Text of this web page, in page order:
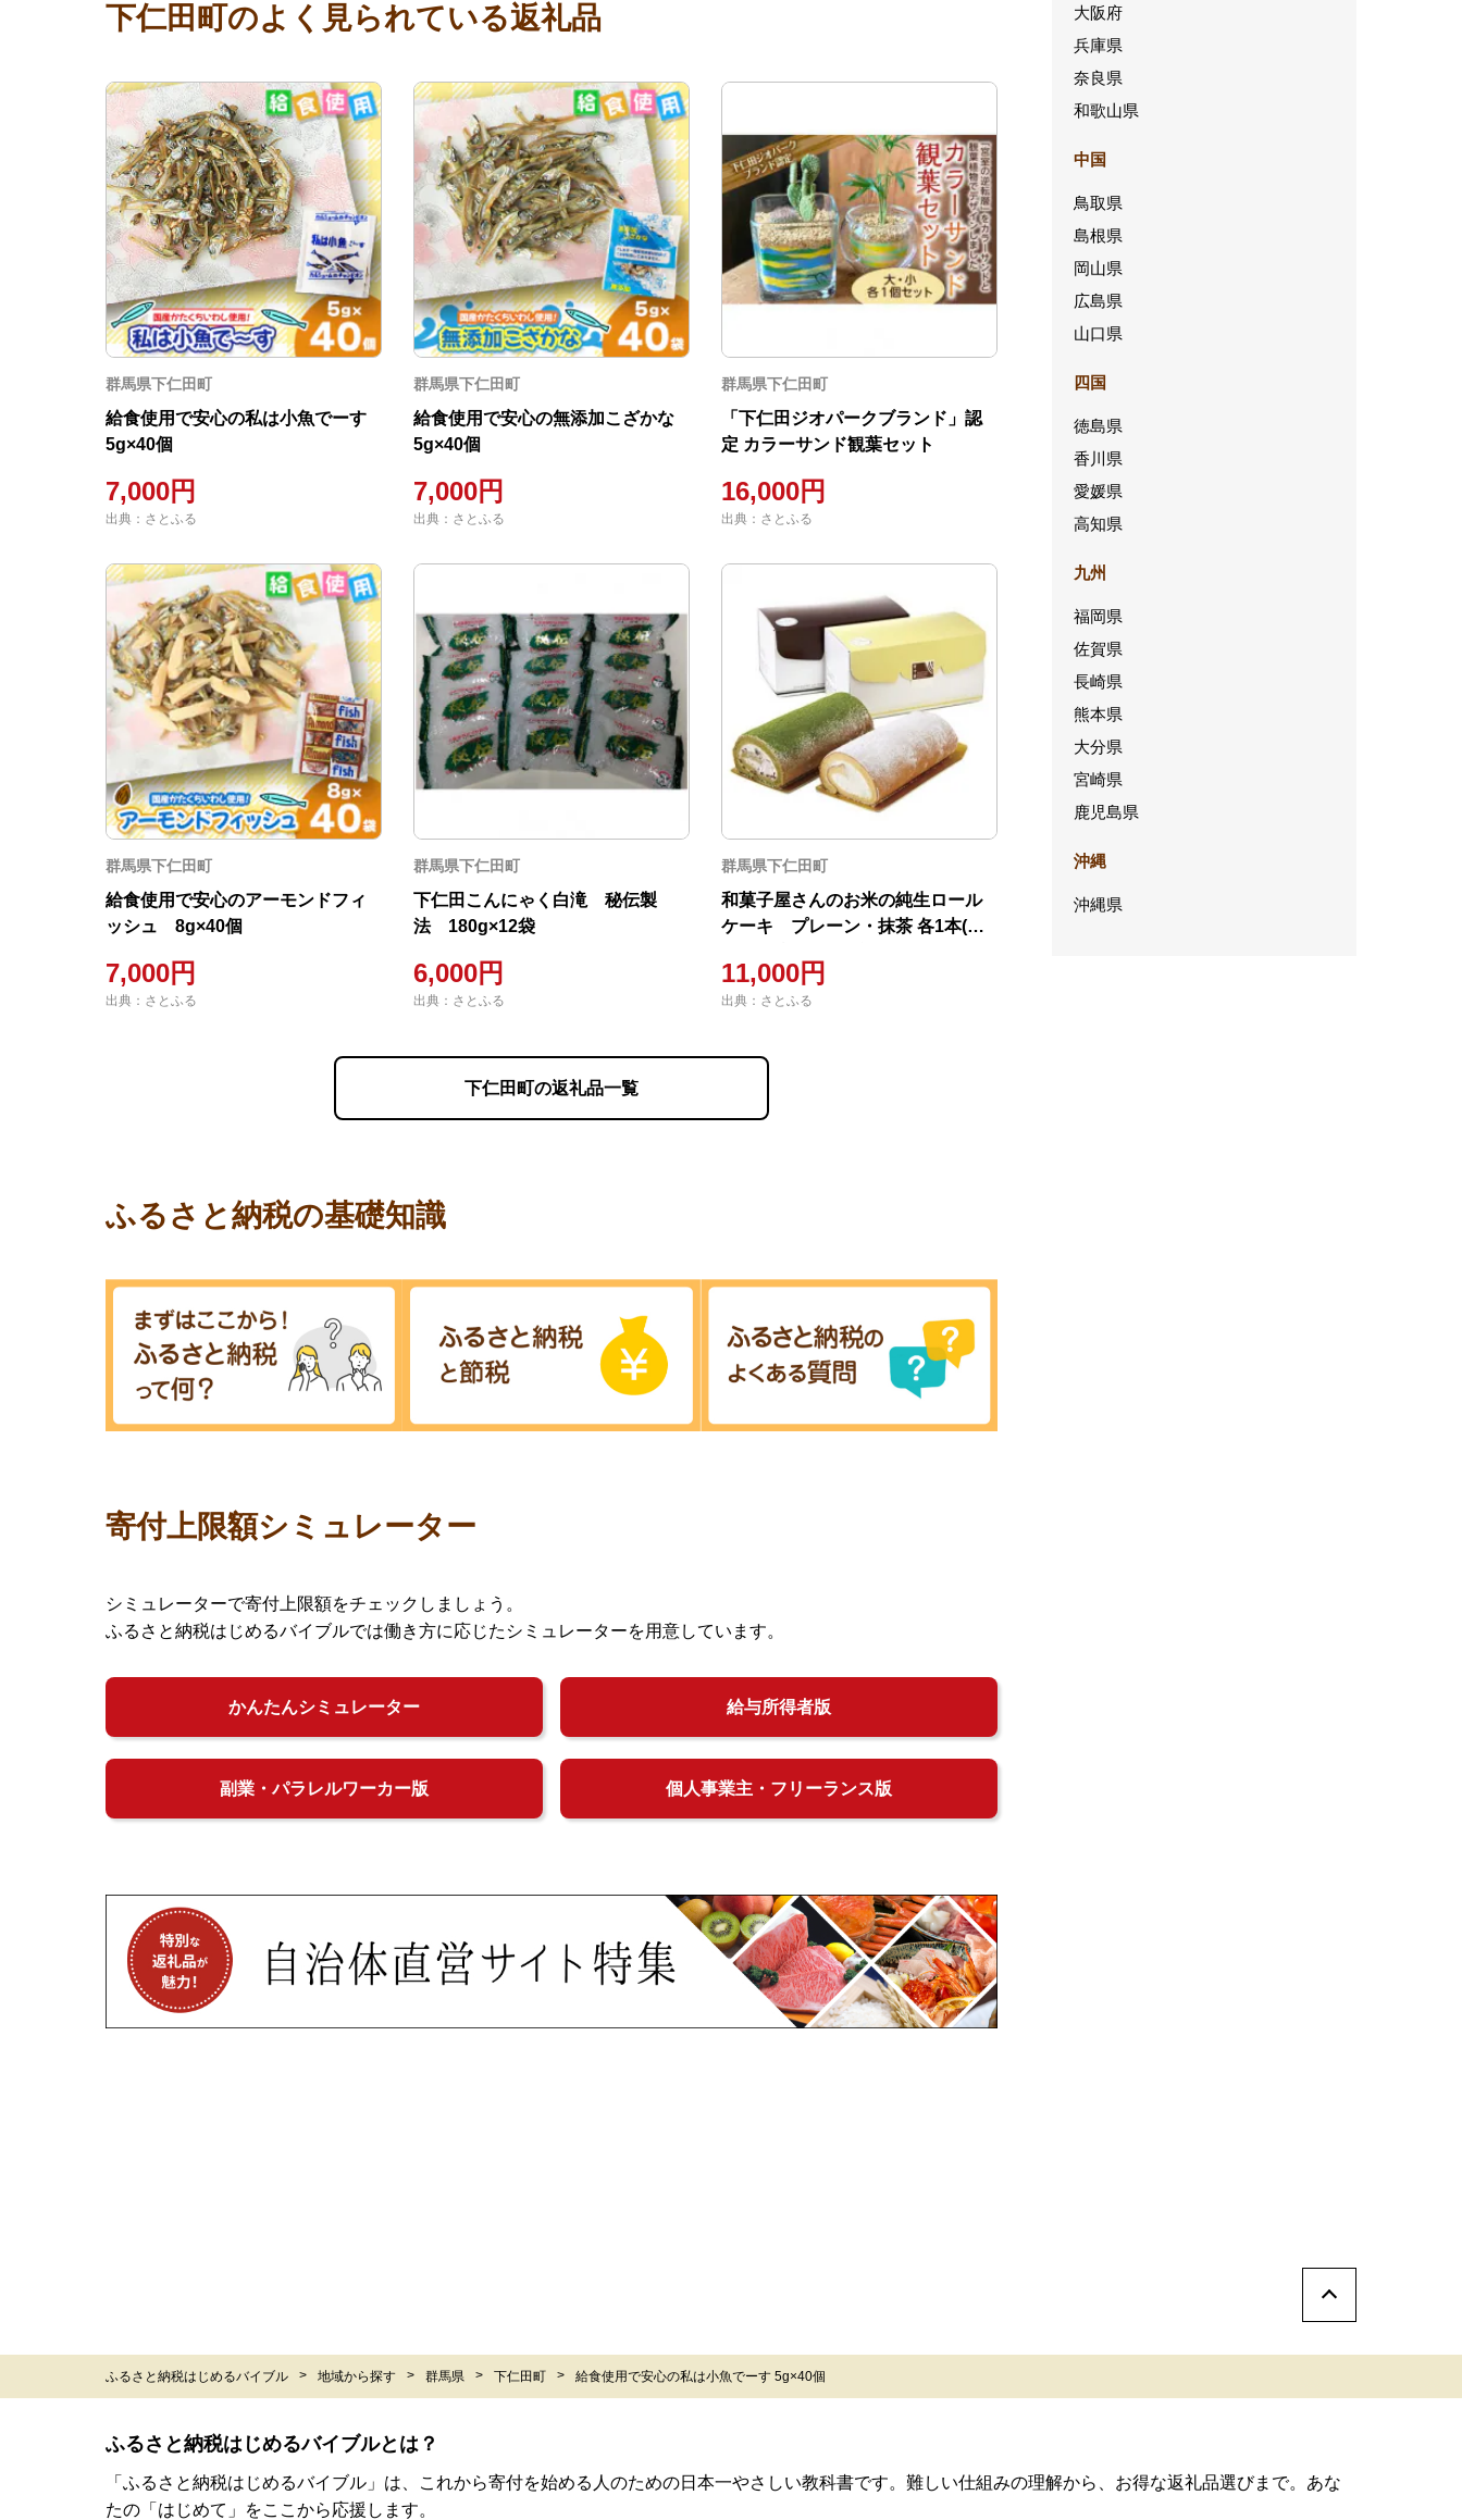
下仁田町のよく見られている返礼品
群馬県下仁田町
給食使用で安心の私は小魚でーす
5g×40個
7,000円
出典：さとふる
群馬県下仁田町
給食使用で安心の無添加こざかな
5g×40個
7,000円
出典：さとふる
群馬県下仁田町
「下仁田ジオパークブランド」認
定 カラーサンド観葉セット
16,000円
出典：さとふる
群馬県下仁田町
給食使用で安心のアーモンドフィ
ッシュ 8g×40個
7,000円
出典：さとふる
群馬県下仁田町
下仁田こんにゃく白滝 秘伝製
法 180g×12袋
6,000円
出典：さとふる
群馬県下仁田町
和菓子屋さんのお米の純生ロール
ケーキ プレーン・抹茶 各1本(約
11,000円
出典：さとふる
下仁田町の返礼品一覧
ふるさと納税の基礎知識
寄付上限額シミュレーター
シミュレーターで寄付上限額をチェックしましょう。
ふるさと納税はじめるバイブルでは働き方に応じたシミュレーターを用意しています。
かんたんシミュレーター 給与所得者版
副業・パラレルワーカー版 個人事業主・フリーランス版
大阪府
兵庫県
奈良県
和歌山県
中国
鳥取県
島根県
岡山県
広島県
山口県
四国
徳島県
香川県
愛媛県
高知県
九州
福岡県
佐賀県
長崎県
熊本県
大分県
宮崎県
鹿児島県
沖縄
沖縄県
ふるさと納税はじめるバイブル 地域から探す 群馬県 下仁田町 給食使用で安心の私は小魚でーす 5g×40個
ふるさと納税はじめるバイブルとは？
「ふるさと納税はじめるバイブル」は、これから寄付を始める人のための日本一やさしい教科書です。難しい仕組みの理解から、お得な返礼品選びまで。あな
たの「はじめて」をここから応援します。